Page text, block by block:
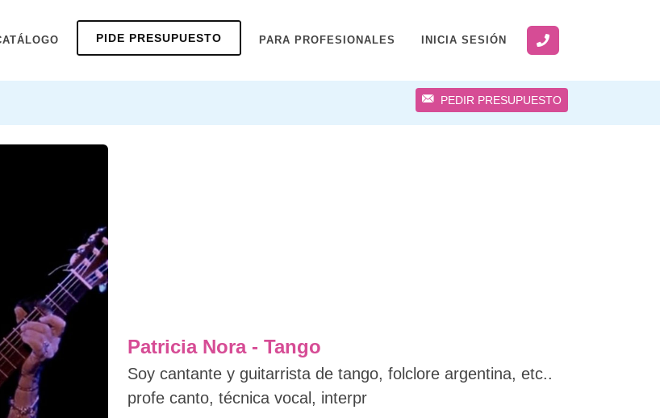
PIDE PRESUPUESTO PARA PROFESIONALES INICIA SESIÓN
PEDIR PRESUPUESTO
Patricia Nora - Tango
Soy cantante y guitarrista de tango, folclore argentina, etc..
profe canto, técnica vocal, interpr